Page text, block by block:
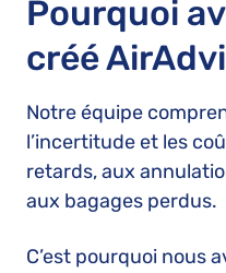
Pourquoi
créé
Notre équipe
l’incertitude et les
retards, aux
aux bagages perdus.
C’est pourquoi nous